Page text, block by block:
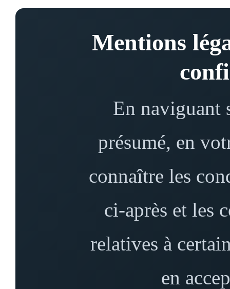
Mentions
En naviguant
présumé, en
connaître les
ci-après et les
relatives à
en